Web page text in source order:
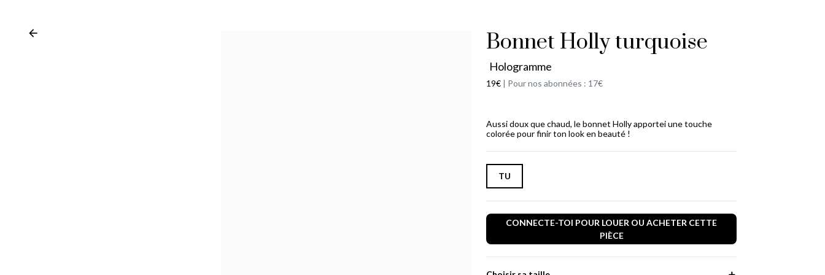
Bonnet Holly turquoise
Hologramme
19€ | Pour nos abonnées : 17€
Aussi doux que chaud, le bonnet Holly apportei une touche
colorée pour finir ton look en beauté !
TU
CONNECTE-TOI POUR LOUER OU ACHETER CETTE
PIÈCE